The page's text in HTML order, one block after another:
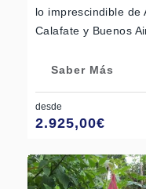
lo imprescindible de
Calafate y Buenos
Saber Más
desde
2.925,00€